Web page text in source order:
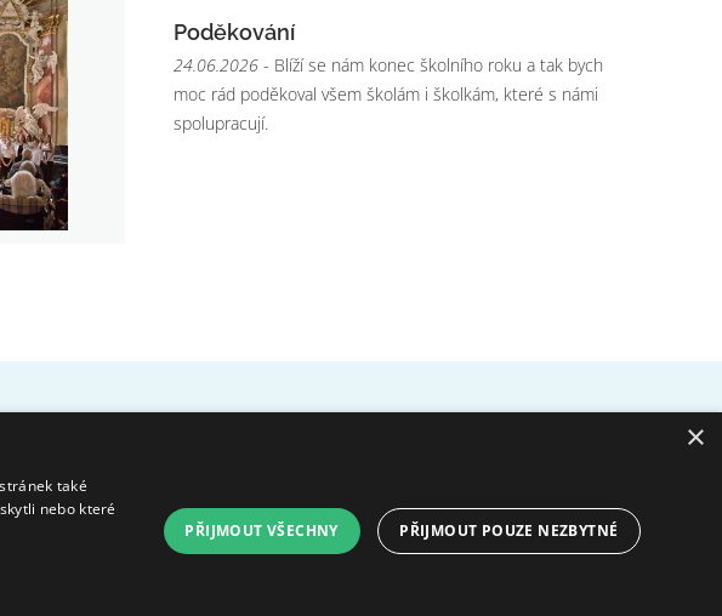
Poděkování
24.06.2026 - Blíží se nám konec školního roku a tak bych
moc rád poděkoval všem školám i školkám, které s námi
spolupracují.
© 2009 - 2026 Domov pro seniory sv.
×
také
nebo které
PŘIJMOUT VŠECHNY PŘIJMOUT POUZE NEZBYTNÉ